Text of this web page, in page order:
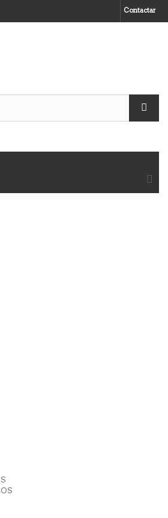
Contactar